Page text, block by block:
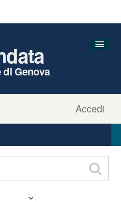
Accedi
di Genova